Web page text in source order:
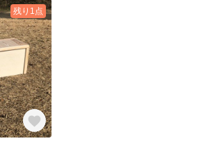
残り1点